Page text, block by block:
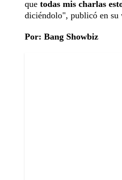
que todas mis charlas
diciéndolo", publicó en su
Por: Bang Showbiz